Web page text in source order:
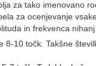
za tako imenovano
za ocenjevanje
in frekvenca
8-10 točk. Takšne